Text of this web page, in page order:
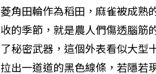
菱角田輪作為稻田，麻雀被成熟
收的季節，就是農人們傷透腦筋
了秘密武器，這個外表看似大型
拉出一道道的黑色線條，若隱若